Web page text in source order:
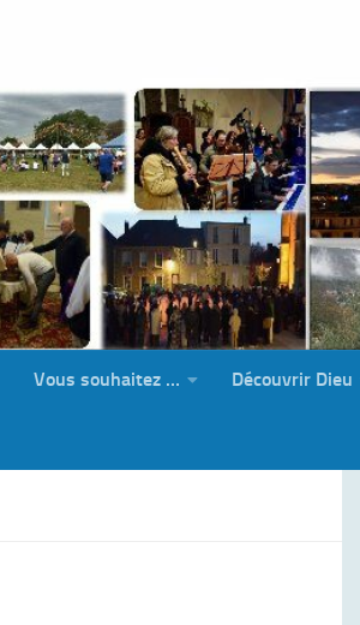
Vous souhaitez … Découvrir Dieu